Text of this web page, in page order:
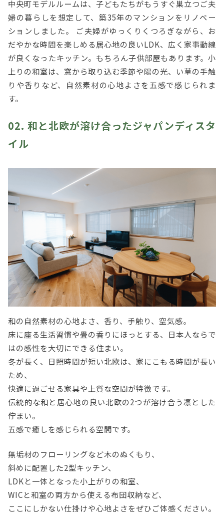
中央町モデルルームは、子どもたちがもうすぐ巣立つご夫
婦の暮らしを想定して、築35年のマンションをリノベー
ションしました。 ご夫婦がゆっくりくつろぎながら、お
だやかな時間を楽しめる居心地の良いLDK、広く家事動線
が良くなったキッチン。もちろん子供部屋もあります。小
上りの和室は、窓から取り込む季節や陽の光、い草の手触
りや香りなど、自然素材の心地よさを五感で感じられま
す。
02. 和と北欧が溶け合ったジャパンディスタ
イル
和の自然素材の心地よさ、香り、手触り、空気感。
床に座る生活習慣や畳の香りにほっとする、日本人ならで
はの感性を大切にできる住まい。
冬が長く、日照時間が短い北欧は、家にこもる時間が長い
ため、
快適に過ごせる家具や上質な空間が特徴です。
伝統的な和と居心地の良い北欧の2つが溶け合う凛とした
佇まい。
五感で癒しを感じられる空間です。
無垢材のフローリングなど木のぬくもり、
斜めに配置した2型キッチン、
LDKと一体となった小上がりの和室、
WICと和室の両方から使える布団収納など、
ここにしかない仕掛けや心地よさをぜひご体感ください。